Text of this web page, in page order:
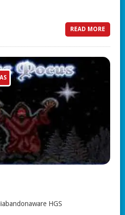
READ MORE
HGS